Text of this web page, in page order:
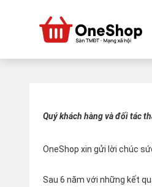
Quý khách hàng và đối tác
OneShop xin gửi lời chúc
Sau 6 năm với những kết